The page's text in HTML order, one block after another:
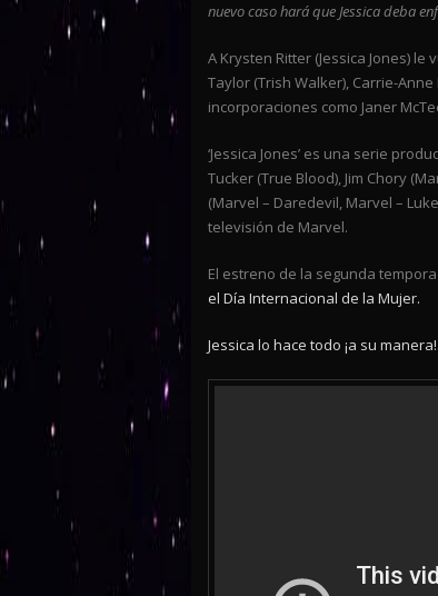
nuevo caso hará que Jessica deba
A Krysten Ritter (Jessica Jones)
Taylor (Trish Walker), Carrie-
incorporaciones como Janer
‘Jessica Jones’ es una serie
Tucker (True Blood), Jim Chory
(Marvel – Daredevil, Marvel –
televisión de Marvel.
El estreno de la segunda
el Día Internacional de la Mujer.
Jessica lo hace todo ¡a su manera!.